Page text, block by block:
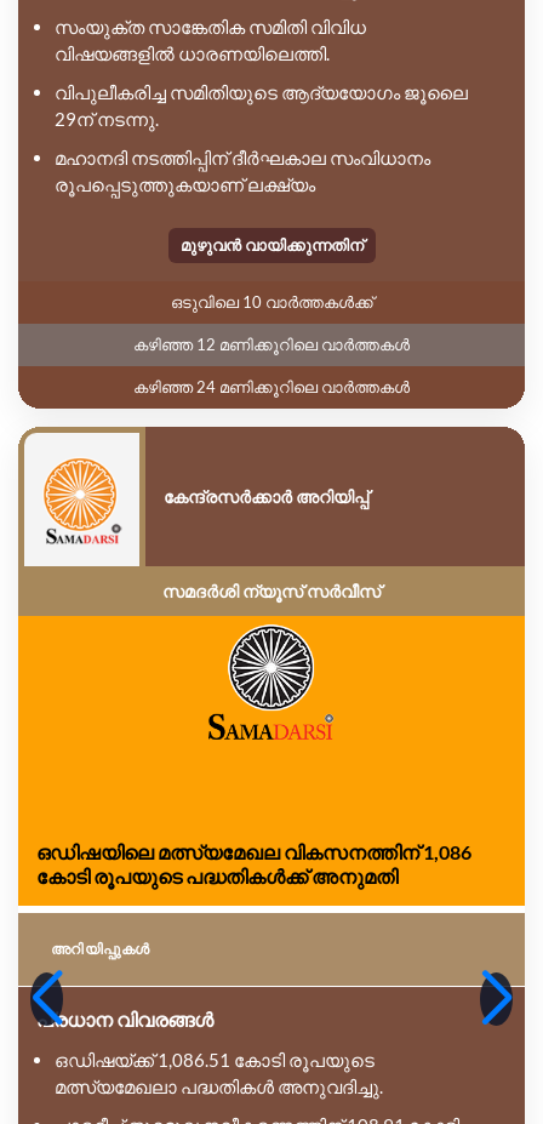
സംയുക്ത സാങ്കേതിക സമിതി വിവിധ
വിഷയങ്ങളിൽ ധാരണയിലെത്തി.
വിപുലീകരിച്ച സമിതിയുടെ ആദ്യയോഗം ജൂലൈ
29ന് നടന്നു.
മഹാനദി നടത്തിപ്പിന് ദീർഘകാല സംവിധാനം
രൂപപ്പെടുത്തുകയാണ് ലക്ഷ്യം
മുഴുവൻ വായിക്കുന്നതിന്
ഒടുവിലെ 10 വാർത്തകൾക്ക്
കഴിഞ്ഞ 12 മണിക്കൂറിലെ വാർത്തകൾ
കഴിഞ്ഞ 24 മണിക്കൂറിലെ വാർത്തകൾ
കേന്ദ്രസർക്കാർ അറിയിപ്പ്
സമദർശി ന്യൂസ് സർവീസ്
ഒഡിഷയിലെ മത്സ്യമേഖല വികസനത്തിന് 1,086
കോടി രൂപയുടെ പദ്ധതികൾക്ക് അനുമതി
അറിയിപ്പുകള്‍
പ്രധാന വിവരങ്ങൾ
ഒഡിഷയ്ക്ക് 1,086.51 കോടി രൂപയുടെ
മത്സ്യമേഖലാ പദ്ധതികൾ അനുവദിച്ചു.